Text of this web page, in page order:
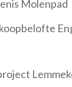
Molenpad